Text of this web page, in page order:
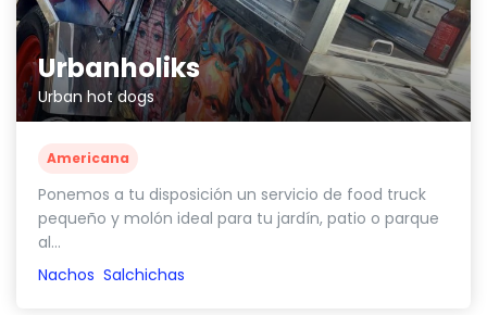
Urbanholiks
Urban hot dogs
Americana
Ponemos a tu disposición un servicio de food truck
pequeño y molón ideal para tu jardín, patio o parque
al...
Nachos Salchichas